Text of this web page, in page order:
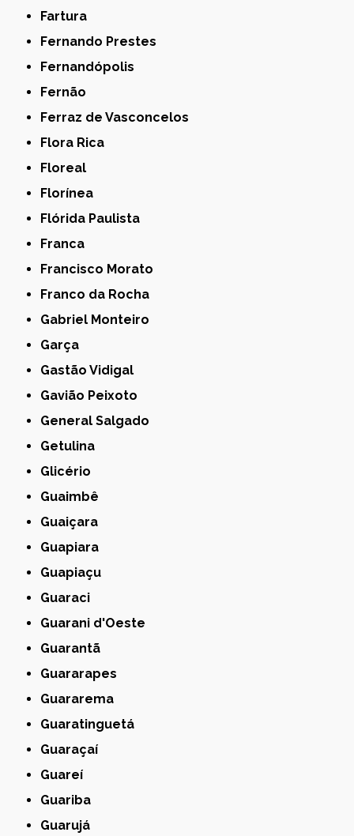
Fartura
Fernando Prestes
Fernandópolis
Fernão
Ferraz de Vasconcelos
Flora Rica
Floreal
Florínea
Flórida Paulista
Franca
Francisco Morato
Franco da Rocha
Gabriel Monteiro
Garça
Gastão Vidigal
Gavião Peixoto
General Salgado
Getulina
Glicério
Guaimbê
Guaiçara
Guapiara
Guapiaçu
Guaraci
Guarani d'Oeste
Guarantã
Guararapes
Guararema
Guaratinguetá
Guaraçaí
Guareí
Guariba
Guarujá